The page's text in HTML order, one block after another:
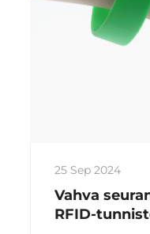
25 Sep 2024
Vahva
RFID-